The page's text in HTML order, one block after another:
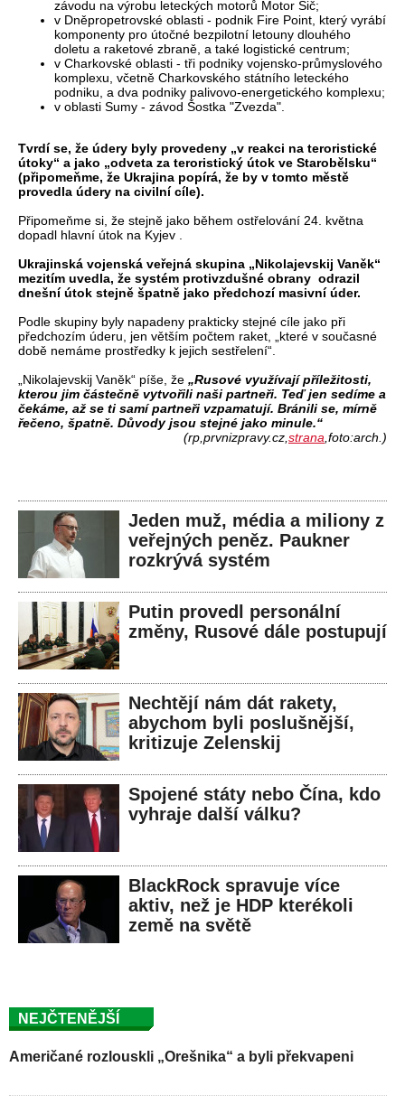
závodu na výrobu leteckých motorů Motor Sič;
v Dněpropetrovské oblasti - podnik Fire Point, který vyrábí
komponenty pro útočné bezpilotní letouny dlouhého
doletu a raketové zbraně, a také logistické centrum;
v Charkovské oblasti - tři podniky vojensko-průmyslového
komplexu, včetně Charkovského státního leteckého
podniku, a dva podniky palivovo-energetického komplexu;
v oblasti Sumy - závod Šostka "Zvezda".
Tvrdí se, že údery byly provedeny „v reakci na teroristické
útoky“ a jako „odveta za teroristický útok ve Starobělsku“
(připomeňme, že Ukrajina popírá, že by v tomto městě
provedla údery na civilní cíle).
Připomeňme si, že stejně jako během ostřelování 24. května
dopadl hlavní útok na Kyjev .
Ukrajinská vojenská veřejná skupina „Nikolajevskij Vaněk“
mezitím uvedla, že systém protivzdušné obrany odrazil
dnešní útok stejně špatně jako předchozí masivní úder.
Podle skupiny byly napadeny prakticky stejné cíle jako při
předchozím úderu, jen větším počtem raket, „které v současné
době nemáme prostředky k jejich sestřelení“.
„Nikolajevskij Vaněk“ píše, že „Rusové využívají příležitosti,
kterou jim částečně vytvořili naši partneři. Teď jen sedíme a
čekáme, až se ti samí partneři vzpamatují. Bránili se, mírně
řečeno, špatně. Důvody jsou stejné jako minule.“
(rp,prvnizpravy.cz, strana ,foto:arch.)
Jeden muž, média a miliony z
veřejných peněz. Paukner
rozkrývá systém
Putin provedl personální
změny, Rusové dále postupují
Nechtějí nám dát rakety,
abychom byli poslušnější,
kritizuje Zelenskij
Spojené státy nebo Čína, kdo
vyhraje další válku?
BlackRock spravuje více
aktiv, než je HDP kterékoli
země na světě
NEJČTENĚJŠÍ
Američané rozlouskli „Orešnika“ a byli překvapeni